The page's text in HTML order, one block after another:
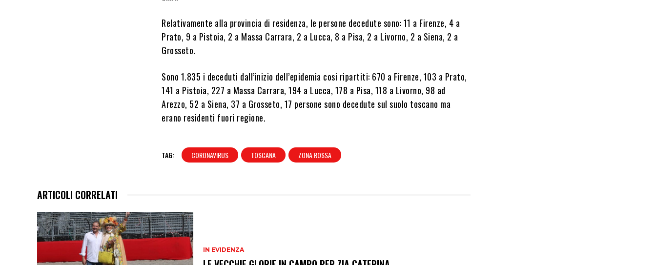
Relativamente alla provincia di residenza, le persone decedute sono: 11 a Firenze, 4 a
Prato, 9 a Pistoia, 2 a Massa Carrara, 2 a Lucca, 8 a Pisa, 2 a Livorno, 2 a Siena, 2 a
Grosseto.
Sono 1.835 i deceduti dall’inizio dell’epidemia cosi ripartiti: 670 a Firenze, 103 a Prato,
141 a Pistoia, 227 a Massa Carrara, 194 a Lucca, 178 a Pisa, 118 a Livorno, 98 ad
Arezzo, 52 a Siena, 37 a Grosseto, 17 persone sono decedute sul suolo toscano ma
erano residenti fuori regione.
TAG: CORONAVIRUS TOSCANA ZONA ROSSA
ARTICOLI CORRELATI
IN EVIDENZA